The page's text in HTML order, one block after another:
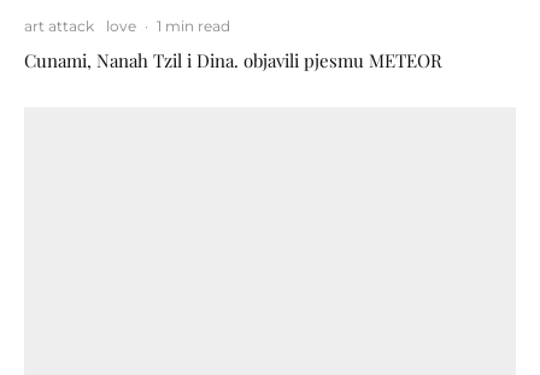
art attack love · 1 min read
Cunami, Nanah Tzil i Dina. objavili pjesmu METEOR